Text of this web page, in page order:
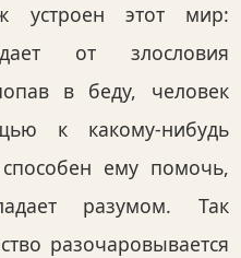
устроен этот мир:
от злословия
в беду, человек
к какому-нибудь
ему помочь,
разумом. Так
разочаровывается